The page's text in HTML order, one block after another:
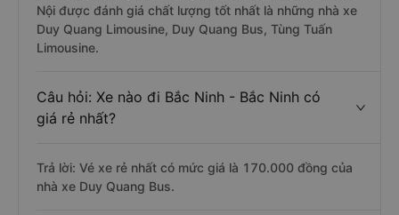
Nội được đánh giá chất lượng tốt nhất là những nhà xe
Duy Quang Limousine, Duy Quang Bus, Tùng Tuấn
Limousine.
Câu hỏi: Xe nào đi Bắc Ninh - Bắc Ninh có
giá rẻ nhất?
Trả lời: Vé xe rẻ nhất có mức giá là 170.000 đồng của
nhà xe Duy Quang Bus.